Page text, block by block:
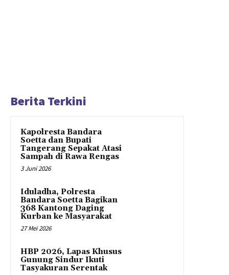
Berita Terkini
Kapolresta Bandara
Soetta dan Bupati
Tangerang Sepakat Atasi
Sampah di Rawa Rengas
3 Juni 2026
Iduladha, Polresta
Bandara Soetta Bagikan
368 Kantong Daging
Kurban ke Masyarakat
27 Mei 2026
HBP 2026, Lapas Khusus
Gunung Sindur Ikuti
Tasyakuran Serentak